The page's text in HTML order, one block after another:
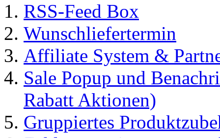
RSS-Feed Box
Wunschliefertermin
Affiliate System &
Sale Popup und
Rabatt Aktionen)
Gruppiertes